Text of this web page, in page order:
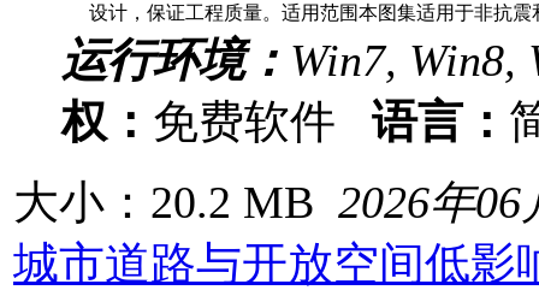
设计，保证工程质量。适用范围本图集适用于非抗
运行环境： Win7, Win8,
权： 免费软件 语言：
大小：20.2 MB 2026年06
城市道路与开放空间低影